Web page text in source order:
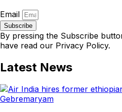
Email
Subscribe
By pressing the Subscribe
have read our Privacy Policy.
Latest News